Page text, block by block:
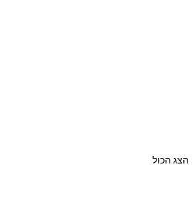
הצג הכול